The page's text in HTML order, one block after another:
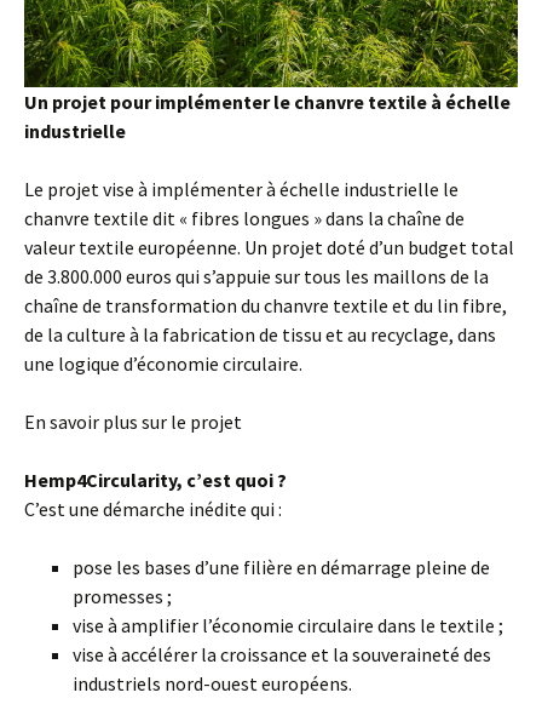
Un projet pour implémenter le chanvre textile à échelle
industrielle
Le projet vise à implémenter à échelle industrielle le
chanvre textile dit « fibres longues » dans la chaîne de
valeur textile européenne. Un projet doté d’un budget total
de 3.800.000 euros qui s’appuie sur tous les maillons de la
chaîne de transformation du chanvre textile et du lin fibre,
de la culture à la fabrication de tissu et au recyclage, dans
une logique d’économie circulaire.
En savoir plus sur le projet
Hemp4Circularity, c’est quoi ?
C’est une démarche inédite qui :
pose les bases d’une filière en démarrage pleine de
promesses ;
vise à amplifier l’économie circulaire dans le textile ;
vise à accélérer la croissance et la souveraineté des
industriels nord-ouest européens.